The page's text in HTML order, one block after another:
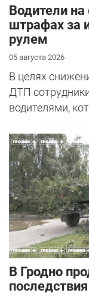
Водители
штрафах за
рулем
05 августа 2026
В целях
ДТП
водителями,
В Гродно